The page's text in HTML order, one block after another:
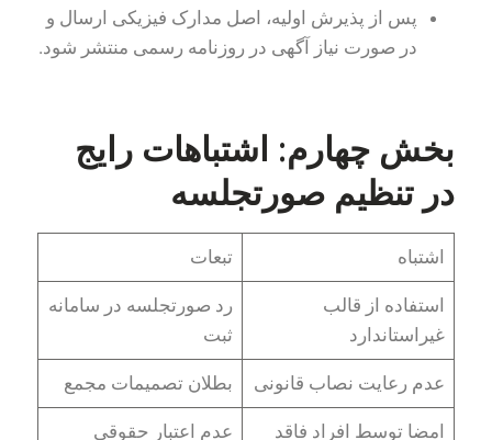
پس از پذیرش اولیه، اصل مدارک فیزیکی ارسال و
در صورت نیاز آگهی در روزنامه رسمی منتشر شود.
بخش چهارم: اشتباهات رایج
در تنظیم صورتجلسه
اشتباه تبعات
استفاده از قالب
غیراستاندارد
رد صورتجلسه در سامانه
ثبت
عدم رعایت نصاب قانونی بطلان تصمیمات مجمع
امضا توسط افراد فاقد
عدم اعتبار حقوقی